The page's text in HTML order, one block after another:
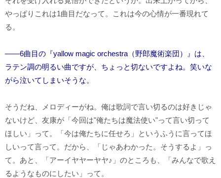
やっぱりこれは1曲目だなって。これは今の心情が一番現れて
る。
――6曲目の『yallow magic orchestra（野郎魔術楽団）』は、
ラテン調の明るい曲ですが、ちょっと切ないですよね。笑いな
がら泣いてしまいそうな。
そうだね、メロディーがね。俺は歌詞で言い切るのは好きじゃ
ないけど、友康が「今回は"俺たちは魔法使い"って言い切って
ほしい」って。「今は俺たちに任せろ」というふうに言ってほ
しいって言って。だから、「じゃあわかった。そうするよ」っ
て。あと、「アーイヤヤーヤヤ♪」のところも、「みんなで歌え
るようなものにしたい」って。